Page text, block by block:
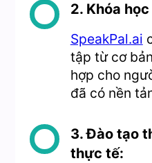
2. Khóa
SpeakPal.ai
tập từ cơ
hợp cho
đã có nền
3. Đào tạo
thực tế: